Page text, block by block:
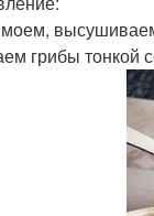
грибы тонкой